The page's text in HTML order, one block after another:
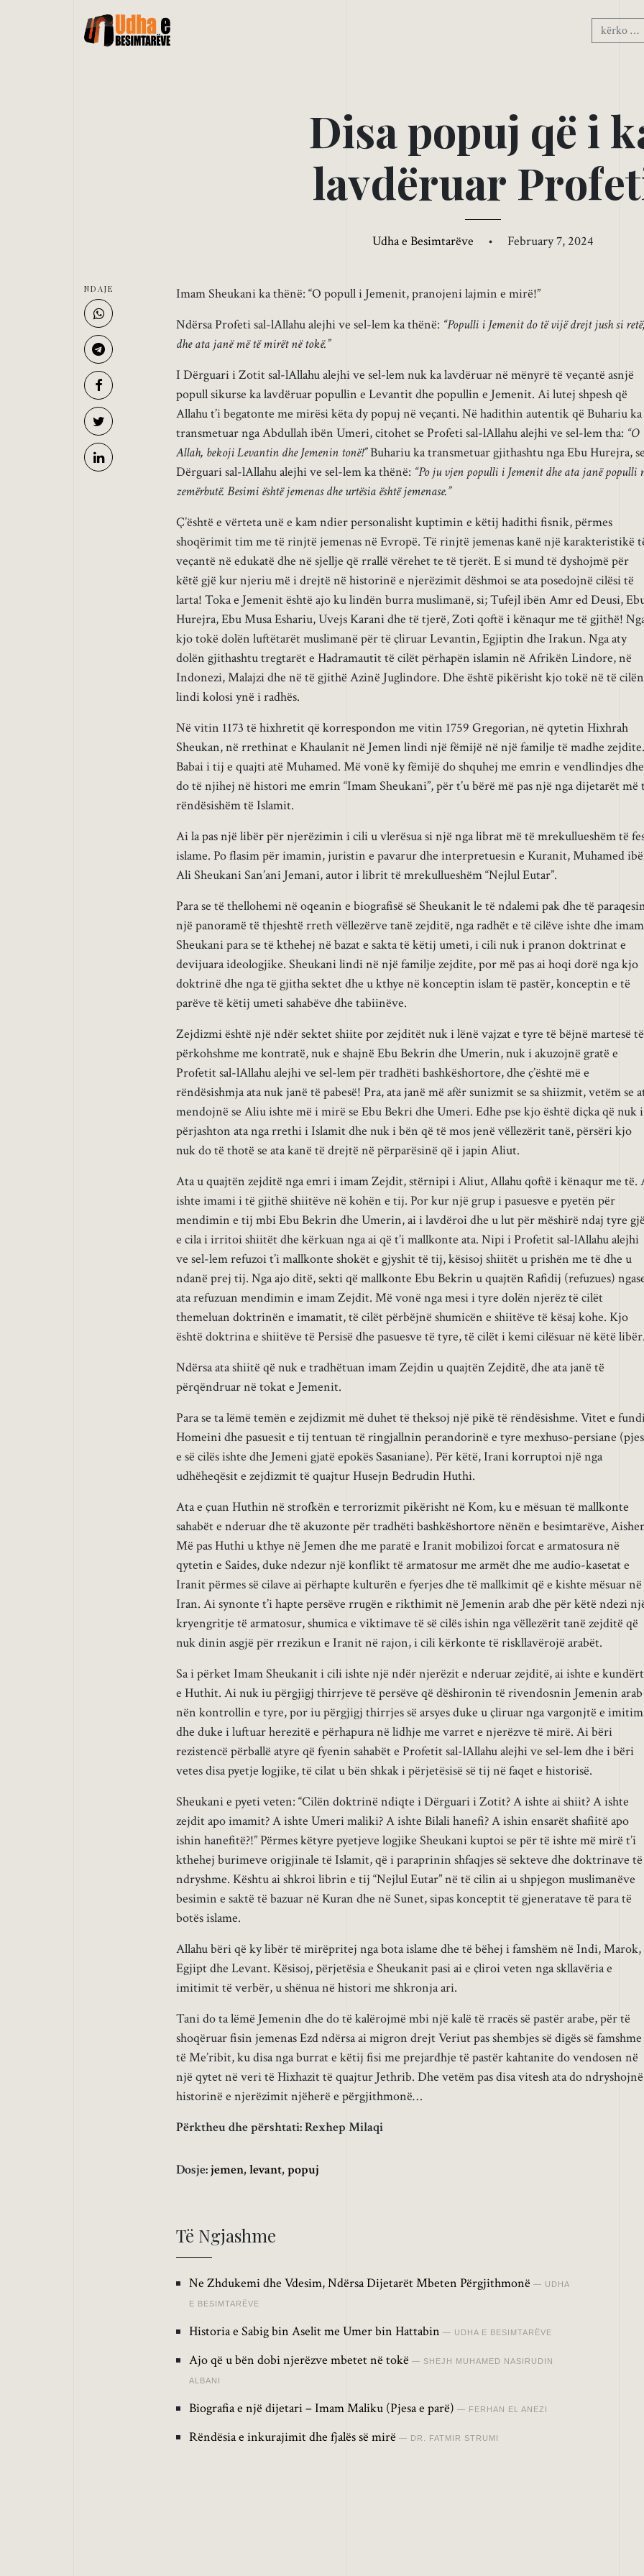
Disapopuj që i k
lavdëruar Profet
Udha e Besimtarëve • February 7, 2024
Imam Sheukani ka thënë: “O popull i Jemenit, pranojeni lajmin e mirë!”
Ndërsa Profeti sal-lAllahu alejhi ve sel-lem ka thënë: “Populli i Jemenit do të vijë drejt jush si retë,
dhe ata janë më të mirët në tokë.”
I Dërguari i Zotit sal-lAllahu alejhi ve sel-lem nuk ka lavdëruar në mënyrë të veçantë asnjë
popull sikurse ka lavdëruar popullin e Levantit dhe popullin e Jemenit. Ai lutej shpesh që
Allahu t’i begatonte me mirësi këta dy popuj në veçanti. Në hadithin autentik që Buhariu ka
transmetuar nga Abdullah ibën Umeri, citohet se Profeti sal-lAllahu alejhi ve sel-lem tha: “O
Allah, bekoji Levantin dhe Jemenin tonë!”Buhariu ka transmetuar gjithashtu nga Ebu Hurejra,
Dërguari sal-lAllahu alejhi ve sel-lem ka thënë: “Po ju vjen populli i Jemenit dhe ata janë populli
zemërbutë. Besimi është jemenas dhe urtësia është jemenase.”
Ç’është e vërteta unë e kam ndier personalisht kuptimin e këtij hadithi fisnik, përmes
shoqërimit tim me të rinjtë jemenas në Evropë. Të rinjtë jemenas kanë një karakteristikë
veçantë në edukatë dhe në sjellje që rrallë vërehet te të tjerët. E si mund të dyshojmë për
këtë gjë kur njeriu më i drejtë në historinë e njerëzimit dëshmoi se ata posedojnë cilësi të
larta! Toka e Jemenit është ajo ku lindën burra muslimanë, si; Tufejl ibën Amr ed Deusi,
Hurejra, Ebu Musa Eshariu, Uvejs Karani dhe të tjerë, Zoti qoftë i kënaqur me të gjithë!
kjo tokë dolën luftëtarët muslimanë për të çliruar Levantin, Egjiptin dhe Irakun. Nga aty
dolën gjithashtu tregtarët e Hadramautit të cilët përhapën islamin në Afrikën Lindore, në
Indonezi, Malajzi dhe në të gjithë Azinë Juglindore. Dhe është pikërisht kjo tokë në të cilën
lindi kolosi ynë i radhës.
Në vitin 1173 të hixhretit që korrespondon me vitin 1759 Gregorian, në qytetin Hixhrah
Sheukan, në rrethinat e Khaulanit në Jemen lindi një fëmijë në një familje të madhe zejdite.
Babai i tij e quajti atë Muhamed. Më vonë ky fëmijë do shquhej me emrin e vendlindjes dhe
do të njihej në histori me emrin “Imam Sheukani”, për t’u bërë më pas një nga dijetarët më
rëndësishëm të Islamit.
Ai la pas një libër për njerëzimin i cili u vlerësua si një nga librat më të mrekullueshëm të
islame. Po flasim për imamin, juristin e pavarur dhe interpretuesin e Kuranit, Muhamed
Ali Sheukani San’ani Jemani, autor i librit të mrekullueshëm “Nejlul Eutar”.
Para se të thellohemi në oqeanin e biografisë së Sheukanit le të ndalemi pak dhe të
një panoramë të thjeshtë rreth vëllezërve tanë zejditë, nga radhët e të cilëve ishte dhe imam
Sheukani para se të kthehej në bazat e sakta të këtij umeti, i cili nuk i pranon doktrinat e
devijuara ideologjike. Sheukani lindi në një familje zejdite, por më pas ai hoqi dorë nga kjo
doktrinë dhe nga të gjitha sektet dhe u kthye në konceptin islam të pastër, konceptin e të
parëve të këtij umeti sahabëve dhe tabiinëve.
Zejdizmi është një ndër sektet shiite por zejditët nuk i lënë vajzat e tyre të bëjnë martesë të
përkohshme me kontratë, nuk e shajnë Ebu Bekrin dhe Umerin, nuk i akuzojnë gratë e
Profetit sal-lAllahu alejhi ve sel-lem për tradhëti bashkëshortore, dhe ç’është më e
rëndësishmja ata nuk janë të pabesë! Pra, ata janë më afër sunizmit se sa shiizmit, vetëm se
mendojnë se Aliu ishte më i mirë se Ebu Bekri dhe Umeri. Edhe pse kjo është diçka që nuk i
përjashton ata nga rrethi i Islamit dhe nuk i bën që të mos jenë vëllezërit tanë, përsëri kjo
nuk do të thotë se ata kanë të drejtë në përparësinë që i japin Aliut.
Ata u quajtën zejditë nga emri i imam Zejdit, stërnipi i Aliut, Allahu qoftë i kënaqur me të.
ishte imami i të gjithë shiitëve në kohën e tij. Por kur një grup i pasuesve e pyetën për
mendimin e tij mbi Ebu Bekrin dhe Umerin, ai i lavdëroi dhe u lut për mëshirë ndaj tyre gjë
e cila i irritoi shiitët dhe kërkuan nga ai që t’i mallkonte ata. Nipi i Profetit sal-lAllahu alejhi
ve sel-lem refuzoi t’i mallkonte shokët e gjyshit të tij, kësisoj shiitët u prishën me të dhe u
ndanë prej tij. Nga ajo ditë, sekti që mallkonte Ebu Bekrin u quajtën Rafidij (refuzues)
ata refuzuan mendimin e imam Zejdit. Më vonë nga mesi i tyre dolën njerëz të cilët
themeluan doktrinën e imamatit, të cilët përbëjnë shumicën e shiitëve të kësaj kohe. Kjo
është doktrina e shiitëve të Persisë dhe pasuesve të tyre, të cilët i kemi cilësuar në këtë libër.
Ndërsa ata shiitë që nuk e tradhëtuan imam Zejdin u quajtën Zejditë, dhe ata janë të
përqëndruar në tokat e Jemenit.
Para se ta lëmë temën e zejdizmit më duhet të theksoj një pikë të rëndësishme. Vitet e
Homeini dhe pasuesit e tij tentuan të ringjallnin perandorinë e tyre mexhuso-persiane
e së cilës ishte dhe Jemeni gjatë epokës Sasaniane). Për këtë, Irani korruptoi një nga
udhëheqësit e zejdizmit të quajtur Husejn Bedrudin Huthi.
Ata e çuan Huthin në strofkën e terrorizmit pikërisht në Kom, ku e mësuan të mallkonte
sahabët e nderuar dhe të akuzonte për tradhëti bashkëshortore nënën e besimtarëve,
Më pas Huthi u kthye në Jemen dhe me paratë e Iranit mobilizoi forcat e armatosura në
qytetin e Saides, duke ndezur një konflikt të armatosur me armët dhe me audio-kasetat e
Iranit përmes së cilave ai përhapte kulturën e fyerjes dhe të mallkimit që e kishte mësuar në
Iran. Ai synonte t’i hapte persëve rrugën e rikthimit në Jemenin arab dhe për këtë ndezi
kryengritje të armatosur, shumica e viktimave të së cilës ishin nga vëllezërit tanë zejditë që
nuk dinin asgjë për rrezikun e Iranit në rajon, i cili kërkonte të riskllavërojë arabët.
Sa i përket Imam Sheukanit i cili ishte një ndër njerëzit e nderuar zejditë, ai ishte e
e Huthit. Ai nuk iu përgjigj thirrjeve të persëve që dëshironin të rivendosnin Jemenin arab
nën kontrollin e tyre, por iu përgjigj thirrjes së arsyes duke u çliruar nga vargonjtë e
dhe duke i luftuar herezitë e përhapura në lidhje me varret e njerëzve të mirë. Ai bëri
rezistencë përballë atyre që fyenin sahabët e Profetit sal-lAllahu alejhi ve sel-lem dhe i bëri
vetes disa pyetje logjike, të cilat u bën shkak i përjetësisë së tij në faqet e historisë.
Sheukani e pyeti veten: “Cilën doktrinë ndiqte i Dërguari i Zotit? A ishte ai shiit? A ishte
zejdit apo imamit? A ishte Umeri maliki? A ishte Bilali hanefi? A ishin ensarët shafiitë apo
ishin hanefitë?!” Përmes këtyre pyetjeve logjike Sheukani kuptoi se për të ishte më mirë t’i
kthehej burimeve origjinale të Islamit, që i paraprinin shfaqjes së sekteve dhe doktrinave të
ndryshme. Kështu ai shkroi librin e tij “Nejlul Eutar” në të cilin ai u shpjegon muslimanëve
besimin e saktë të bazuar në Kuran dhe në Sunet, sipas konceptit të gjeneratave të para të
botës islame.
Allahu bëri që ky libër të mirëpritej nga bota islame dhe të bëhej i famshëm në Indi, Marok,
Egjipt dhe Levant. Kësisoj, përjetësia e Sheukanit pasi ai e çliroi veten nga skllavëria e
imitimit të verbër, u shënua në histori me shkronja ari.
Tani do ta lëmë Jemenin dhe do të kalërojmë mbi një kalë të rracës së pastër arabe, për të
shoqëruar fisin jemenas Ezd ndërsa ai migron drejt Veriut pas shembjes së digës së famshme
të Me’ribit, ku disa nga burrat e këtij fisi me prejardhje të pastër kahtanite do vendosen në
një qytet në veri të Hixhazit të quajtur Jethrib. Dhe vetëm pas disa vitesh ata do ndryshojnë
historinë e njerëzimit njëherë e përgjithmonë…
Përktheu dhe përshtati: Rexhep Milaqi
Dosje:jemen,levant,popuj
Të Ngjashme
Ne Zhdukemi dhe Vdesim, Ndërsa Dijetarët Mbeten Përgjithmonë UDHA
E BESIMTARËVE
Historia e Sabig bin Aselit me Umer bin Hattabin UDHA E BESIMTARËVE
Ajo që u bën dobi njerëzve mbetet në tokë SHEJH MUHAMED NASIRUDIN
ALBANI
Biografia e një dijetari – Imam Maliku (Pjesa e parë) FERHAN EL ANEZI
Rëndësia e inkurajimit dhe fjalës së mirë DR. FATMIR STRUMI
NDAJE